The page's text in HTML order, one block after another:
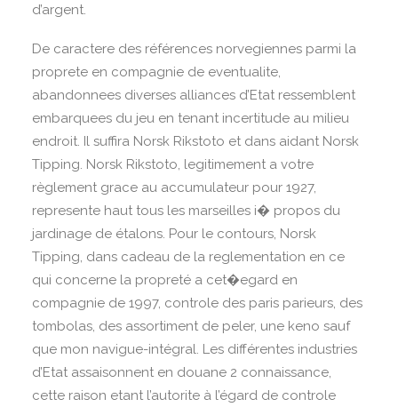
d’argent.
De caractere des références norvegiennes parmi la
proprete en compagnie de eventualite,
abandonnees diverses alliances d’Etat ressemblent
embarquees du jeu en tenant incertitude au milieu
endroit. Il suffira Norsk Rikstoto et dans aidant Norsk
Tipping. Norsk Rikstoto, legitimement a votre
règlement grace au accumulateur pour 1927,
represente haut tous les marseilles i� propos du
jardinage de étalons. Pour le contours, Norsk
Tipping, dans cadeau de la reglementation en ce
qui concerne la propreté a cet�egard en
compagnie de 1997, controle des paris parieurs, des
tombolas, des assortiment de peler, une keno sauf
que mon navigue-intégral. Les différentes industries
d’Etat assaisonnent en douane 2 connaissance,
cette raison etant l’autorite à l’égard de controle